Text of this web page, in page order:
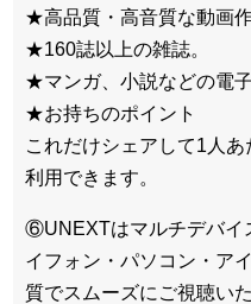
★高品質・高音質な動画作
★160誌以上の雑誌。
★マンガ、小説などの電子
★お持ちのポイント
これだけシェアして1人
利用できます。
⑥UNEXTはマルチデバイ
イフォン・パソコン・ア
質でスムーズにご視聴い